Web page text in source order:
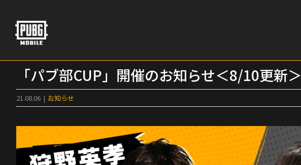
content
「パブ部CUP」開催のお知らせ＜8/10更新＞
21.08.06 | お知らせ